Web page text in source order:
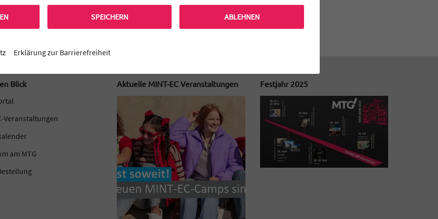
Blick
Veranstaltungen
am MTG
Aktuelle MINT-EC Veranstaltungen Festjahr 2025
SPEICHERN ABLEHNEN
Erklärung zur Barrierefreiheit